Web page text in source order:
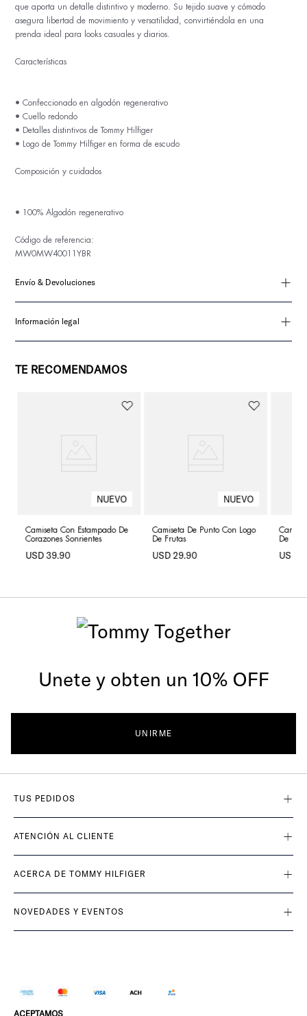
que aporta un detalle distintivo y moderno. Su tejido suave y cómodo
asegura libertad de movimiento y versatilidad, convirtiéndola en una
prenda ideal para looks casuales y diarios.
Características
• Confeccionado en algodón regenerativo
• Cuello redondo
• Detalles distintivos de Tommy Hilfiger
• Logo de Tommy Hilfiger en forma de escudo
Composición y cuidados
• 100% Algodón regenerativo
MW0MW40011YBR
Envío & Devoluciones
Información legal
TE RECOMENDAMOS
Camiseta Con Estampado De
Corazones Sonrientes
USD 39.90
Camiseta De Punto Con Logo
De Frutas
USD 29.90
De
USD
Unete y obten un 10% OFF
UNIRME
TUS PEDIDOS
ATENCIÓN AL CLIENTE
ACERCA DE TOMMY HILFIGER
NOVEDADES Y EVENTOS
ACEPTAMOS